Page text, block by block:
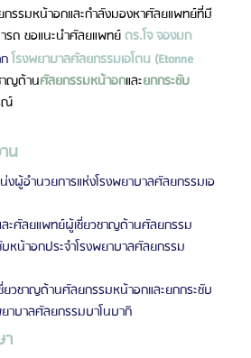
รรมหน้าอกและกำลังมองหาศัลยแพทย์ที่มี
รถ ขอแนะนำศัลยแพทย์ ดร.โจ จองมก
ก โรงพยาบาลศัลยกรรมเอโตน (Etonne
าญด้านศัลยกรรมหน้าอกและยกกระชับ
ณ์
น
ผู้อำนวยการแห่งโรงพยาบาลศัลยกรรมเอ
ะศัลยแพทย์ผู้เชี่ยวชาญด้านศัลยกรรม
หน้าอกประจำโรงพยาบาลศัลยกรรม
วชาญด้านศัลยกรรมหน้าอกและยกกระชับ
าบาลศัลยกรรมบาโนบากิ